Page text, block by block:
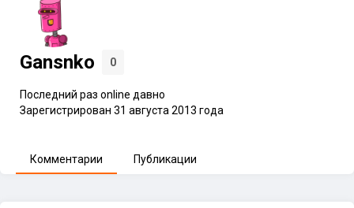
Gansnko 0
Последний раз online давно
Зарегистрирован 31 августа 2013 года
Комментарии Публикации